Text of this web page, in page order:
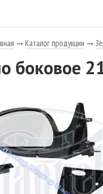
Каталог продукции
боковое